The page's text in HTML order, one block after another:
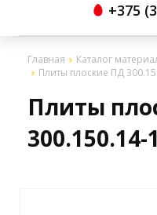
+375
Главная Каталог
Плиты плоские ПД
Плиты
300.150.14-